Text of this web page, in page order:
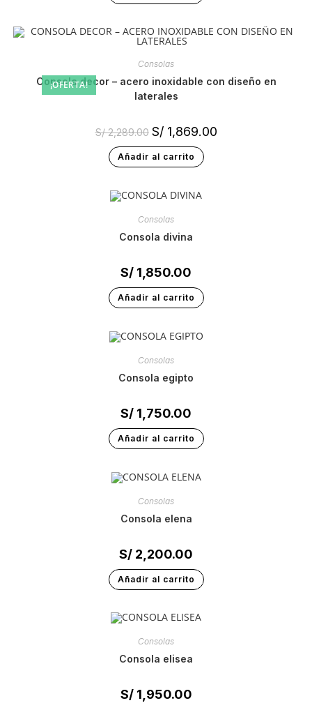
¡OFERTA!
Consolas
consola decor – acero inoxidable con diseño en
laterales
S/2,289.00 S/1,869.00
Añadir al carrito
Consolas
consola divina
S/ 1,850.00
Añadir al carrito
Consolas
consola egipto
S/ 1,750.00
Añadir al carrito
Consolas
consola elena
S/ 2,200.00
Añadir al carrito
Consolas
consola elisea
S/1,950.00